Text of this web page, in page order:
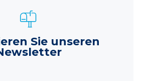
Sie unseren